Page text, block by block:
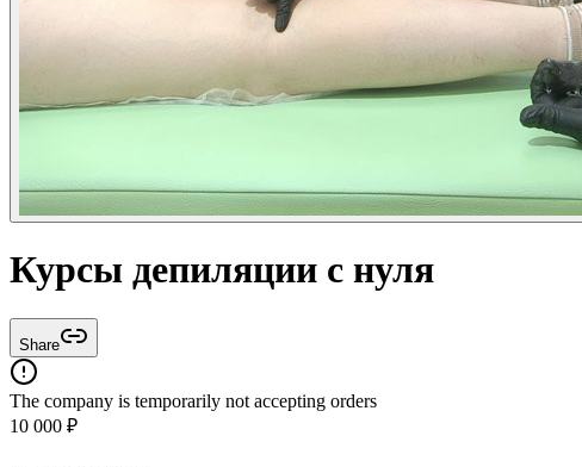
Курсы депиляции с нуля
Share
The company is temporarily not accepting orders
10 000 ₽